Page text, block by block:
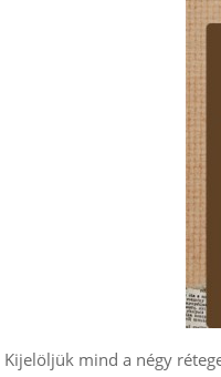
Kijelöljük mind a négy